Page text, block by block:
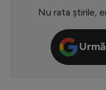
Serie A
Ligue 1
Nu rata știrile,